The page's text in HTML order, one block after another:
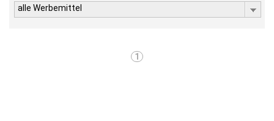
alle Werbemittel
1